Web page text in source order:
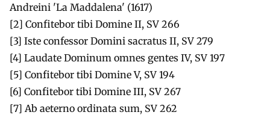
Andreini 'La Maddalena' (1617)
[2] Confitebor tibi Domine II, SV 266
[3] Iste confessor Domini sacratus II, SV 279
[4] Laudate Dominum omnes gentes IV, SV 197
[5] Confitebor tibi Domine V, SV 194
[6] Confitebor tibi Domine III, SV 267
[7] Ab aeterno ordinata sum, SV 262